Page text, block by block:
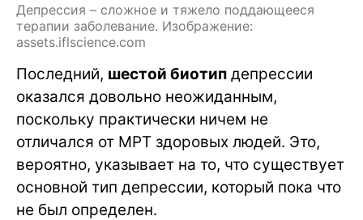
Депрессия – сложное и тяжело поддающееся
терапии заболевание. Изображение:
assets.iflscience.com
Последний, шестой биотип депрессии
оказался довольно неожиданным,
поскольку практически ничем не
отличался от МРТ здоровых людей. Это,
вероятно, указывает на то, что существует
основной тип депрессии, который пока что
не был определен.